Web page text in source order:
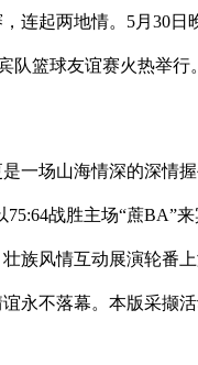
连起两地情。5月30日
队篮球友谊赛火热举行
一场山海情深的深情
战胜主场“蔗BA”
族风情互动展演轮番
永不落幕。本版采撷